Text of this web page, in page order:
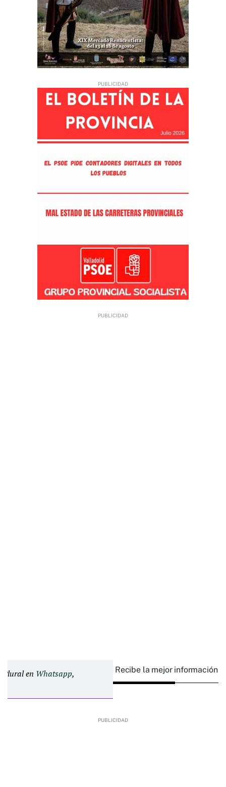
Plural en Whatsapp, Recibe la mejor información